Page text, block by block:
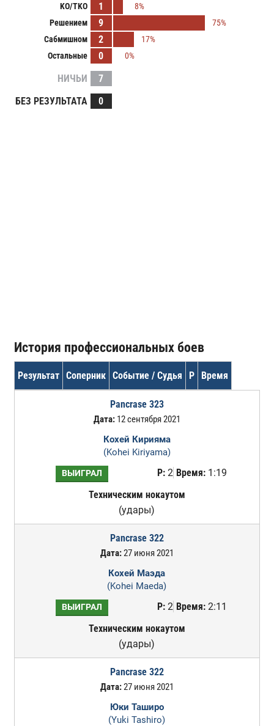
KO/TKO 1
8%
Решением
9
75%
Сабмишном
2
17%
Остальные
0 0%
НИЧЬИ
7
БЕЗ РЕЗУЛЬТАТА
0
История профессиональных боев
Результат Соперник Событие / Судья Р Время
Pancrase 323
Дата:12 сентября 2021
Кохей Кирияма
(Kohei Kiriyama)
ВЫИГРАЛ Р:2 Время:1:19
Техническим нокаутом
(удары)
Pancrase 322
Дата:27 июня 2021
Кохей Маэда
(Kohei Maeda)
ВЫИГРАЛ Р:2 Время:2:11
Техническим нокаутом
(удары)
Pancrase 322
Дата:27 июня 2021
Юки Таширо
(Yuki Tashiro)